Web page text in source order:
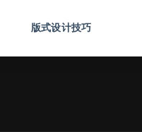
版式设计技巧